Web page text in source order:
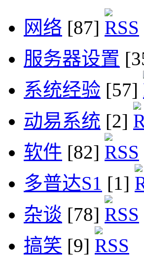
网络 [87]
服务器设置
系统经验 [57]
动易系统 [2]
软件 [82]
多普达S1 [1]
杂谈 [78]
搞笑 [9]